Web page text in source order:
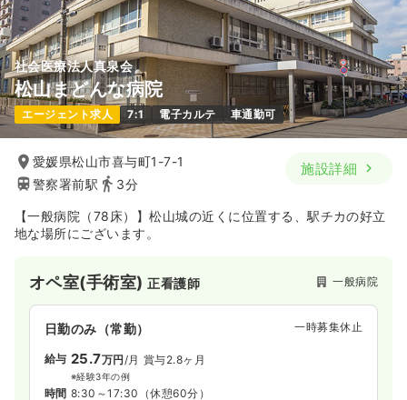
社会医療法人真泉会
松山まどんな病院
エージェント求人 7:1 電子カルテ 車通勤可
愛媛県松山市喜与町1-7-1
警察署前駅
3分
施設詳細
【一般病院（78床）】松山城の近くに位置する、駅チカの好立
地な場所にございます。
オペ室(手術室)正看護師 一般病院
日勤のみ（常勤） 一時募集休止
給与 25.7万円 /月 賞与2.8ヶ月
※経験3年の例
時間 8:30～17:30 （休憩60分）